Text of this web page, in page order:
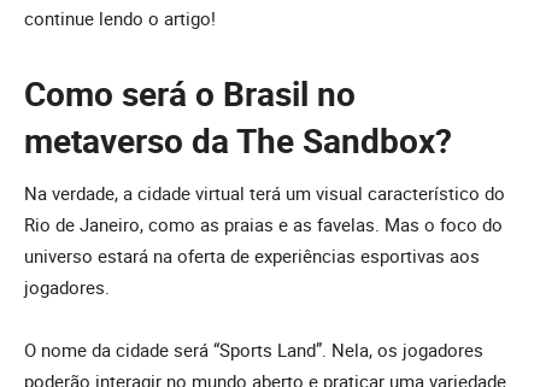
continue lendo o artigo!
Como será o Brasil no
metaverso da The Sandbox?
Na verdade, a cidade virtual terá um visual característico do
Rio de Janeiro, como as praias e as favelas. Mas o foco do
universo estará na oferta de experiências esportivas aos
jogadores.
O nome da cidade será “Sports Land”. Nela, os jogadores
poderão interagir no mundo aberto e praticar uma variedade